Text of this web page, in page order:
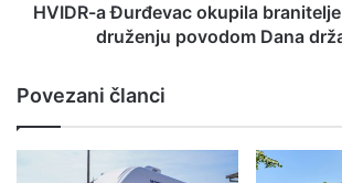
HVIDR-a Đurđevac okupila
druženju povodom Dana
Povezani članci